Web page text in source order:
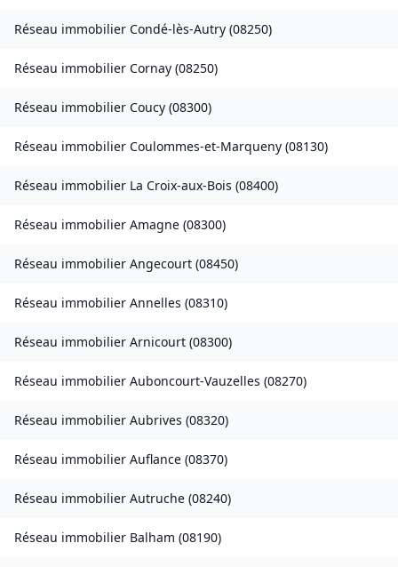
Réseau immobilier Condé-lès-Autry (08250)
Réseau immobilier Cornay (08250)
Réseau immobilier Coucy (08300)
Réseau immobilier Coulommes-et-Marqueny (08130)
Réseau immobilier La Croix-aux-Bois (08400)
Réseau immobilier Amagne (08300)
Réseau immobilier Angecourt (08450)
Réseau immobilier Annelles (08310)
Réseau immobilier Arnicourt (08300)
Réseau immobilier Auboncourt-Vauzelles (08270)
Réseau immobilier Aubrives (08320)
Réseau immobilier Auflance (08370)
Réseau immobilier Autruche (08240)
Réseau immobilier Balham (08190)